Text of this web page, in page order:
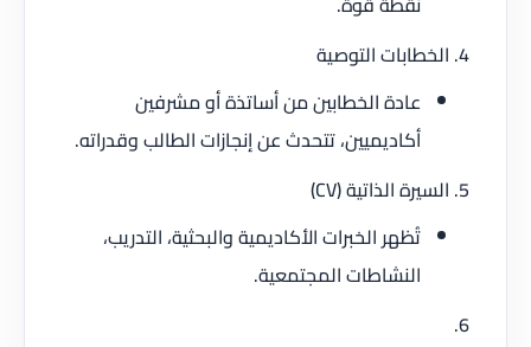
الخطابات التوصية
عادة الخطابين من أساتذة أو مشرفين
أكاديميين، تتحدث عن إنجازات الطالب وقدراته.
السيرة الذاتية (CV)
تُظهر الخبرات الأكاديمية والبحثية، التدريب،
النشاطات المجتمعية.